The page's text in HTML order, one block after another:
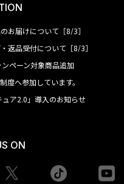
お届けについて［8/3］
返品受付について［8/3］
ンペーン対象商品追加
度へ参加しています。
ア2.0」導入のお知らせ
ON
tiktok